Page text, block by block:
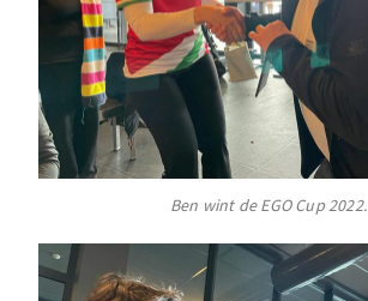
Ben wint de EGO Cup 2022.